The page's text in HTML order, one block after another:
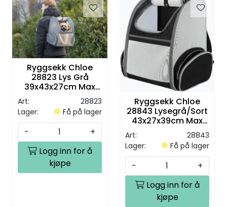
Ryggsekk Chloe
28823 Lys Grå
39x43x27cm Max
Art:
28823
Lager:
Få på lager
-
+
Logg inn for å
kjøpe
Ryggsekk Chloe
28843 Lysegrå/Sort
43x27x39cm Max
Art:
28843
Lager:
Få på lager
-
+
Logg inn for å
kjøpe